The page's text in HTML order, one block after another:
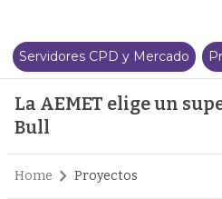
Servidores CPD y Mercado
La AEMET elige un
Bull
Home Proyectos